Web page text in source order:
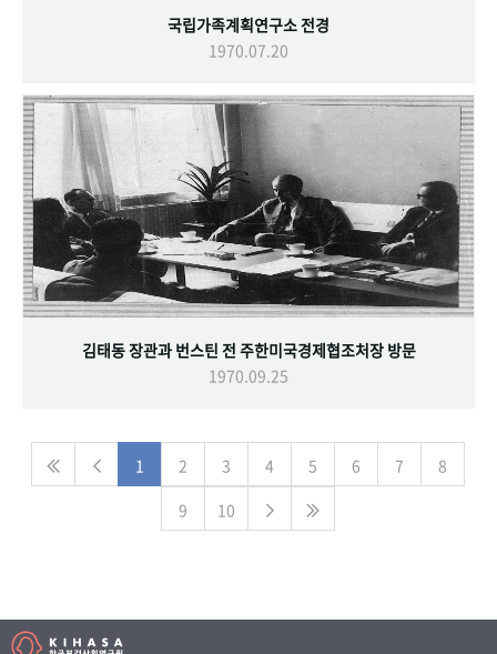
국립가족계획연구소 전경
1970.07.20
김태동 장관과 번스틴 전 주한미국경제협조처장 방문
1970.09.25
1 2 3 4 5 6 7
8
9
10